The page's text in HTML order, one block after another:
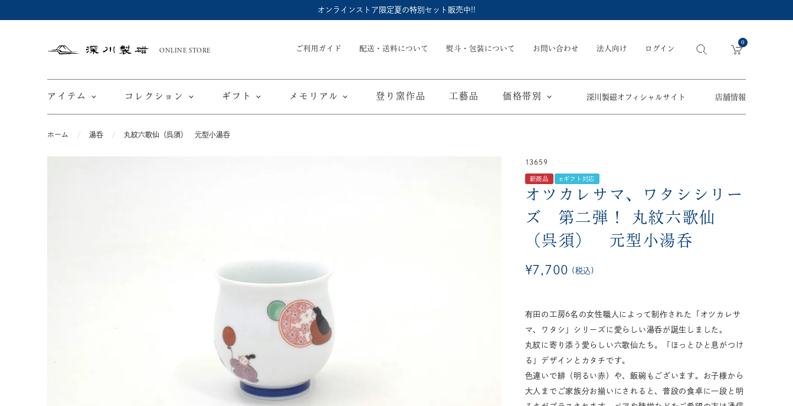
オンラインストア限定夏の特別セット販売中!!
深
ONLINE STORE ご利用ガイド 配送・送料について 熨斗・包装について お問い合わせ 法人向け ログイン
0
アイテム
ボンボニエール
コレクション
オツカレサマ、
ワタシ
染付 青磁 動物モチーフ
ギフト
節目の御祝
eギフト
メモリアル 登り窯作品 工藝品 価格帯別
5,501円～11,000円(税込)
11,001円～22,000円
深川製磁オフィシャルサイト 店舗情報
ホーム 湯呑 丸紋六歌仙（呉須） 元型小湯呑
13659
新商品 eギフト対応
オツカレサマ、ワタシシリー
ズ 第二弾！
丸紋六歌仙
（呉須） 元型小湯呑
¥7,700 税込
有田の工房6名の女性職人によって制作された「オツカレサ
マ、ワタシ」シリーズに愛らしい湯呑が誕生しました。
丸紋に寄り添う愛らしい六歌仙たち。「ほっとひと息がつけ
る」デザインとカタチです。
色違いで緋（明るい赤）や、飯碗もございます。お子様から
大人までご家族分お揃いにされると、普段の食卓に一段と明